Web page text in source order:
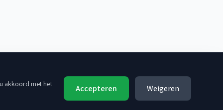
akkoord met het
Accepteren Weigeren